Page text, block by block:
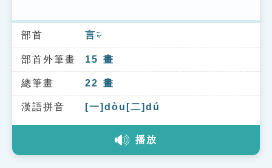
索引選單
知識索引
單字索引
生命大百科索引
部首 言 ㄧㄢˊ
部首外筆畫 15 畫
總筆畫 22 畫
漢語拼音 [一]dòu[二]dú
播放